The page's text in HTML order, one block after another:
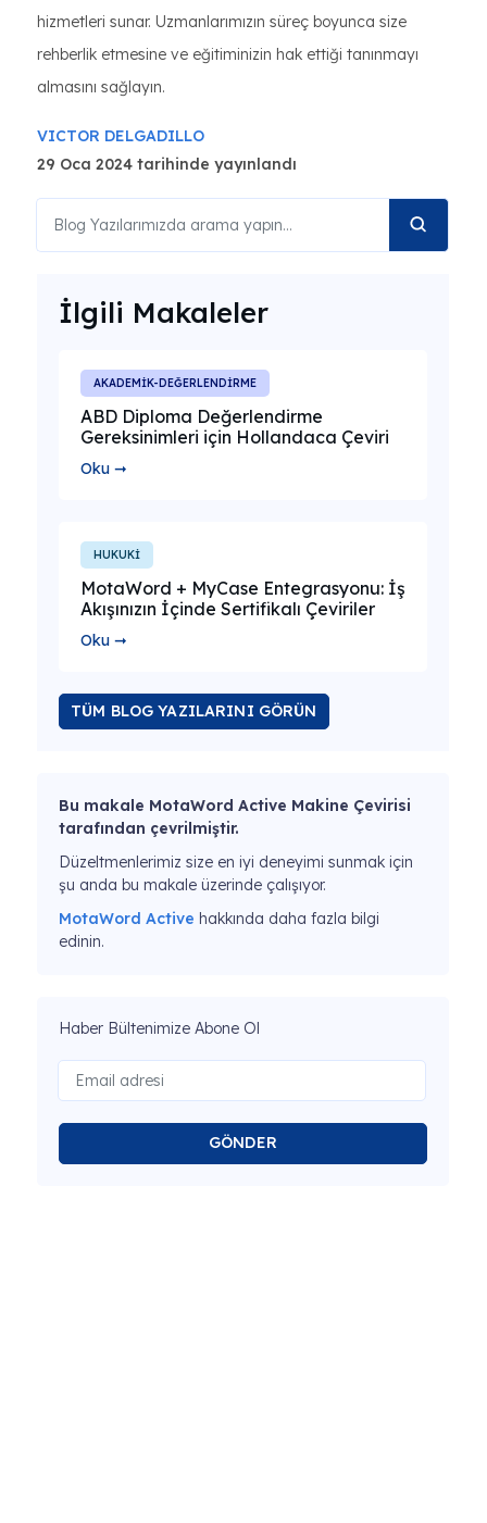
hizmetleri sunar. Uzmanlarımızın süreç boyunca size
rehberlik etmesine ve eğitiminizin hak ettiği tanınmayı
almasını sağlayın.
VICTOR DELGADILLO
29 Oca 2024 tarihinde yayınlandı
İlgili Makaleler
AKADEMİK-DEĞERLENDİRME
ABD Diploma Değerlendirme
Gereksinimleri için Hollandaca Çeviri
Oku ➞
HUKUKİ
MotaWord + MyCase Entegrasyonu: İş
Akışınızın İçinde Sertifikalı Çeviriler
Oku ➞
TÜM BLOG YAZILARINI GÖRÜN
Bu makale MotaWord Active Makine Çevirisi
tarafından çevrilmiştir.
Düzeltmenlerimiz size en iyi deneyimi sunmak için
şu anda bu makale üzerinde çalışıyor.
MotaWord Active hakkında daha fazla bilgi
edinin.
Haber Bültenimize Abone Ol
GÖNDER